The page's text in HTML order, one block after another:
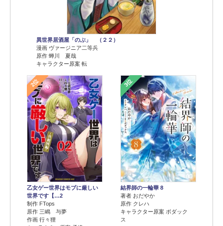
異世界居酒屋「のぶ」 （２２）
漫画 ヴァージニア二等兵
原作 蝉川 夏哉
キャラクター原案 転
2位
乙女ゲー世界はモブに厳しい
世界です【…2
制作 FTops
原作 三嶋 与夢
作画 行々狸
3位
結界師の一輪華 8
著者 おだやか
原作 クレハ
キャラクター原案 ボダック
ス